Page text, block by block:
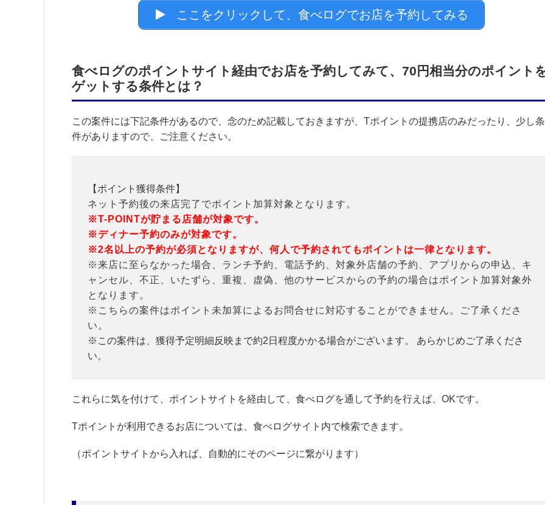
ここをクリックして、食べログでお店を予約してみる
食べログのポイントサイト経由でお店を予約してみて、70円相当分のポイント
ゲットする条件とは？
この案件には下記条件があるので、念のため記載しておきますが、Tポイントの提携店のみだったり、少し条
件がありますので、ご注意ください。
【ポイント獲得条件】
ネット予約後の来店完了でポイント加算対象となります。
※T-POINTが貯まる店舗が対象です。
※ディナー予約のみが対象です。
※2名以上の予約が必須となりますが、何人で予約されてもポイントは一律となります。
※来店に至らなかった場合、ランチ予約、電話予約、対象外店舗の予約、アプリからの申込、キ
ャンセル、不正、いたずら、重複、虚偽、他のサービスからの予約の場合はポイント加算対象外
となります。
※こちらの案件はポイント未加算によるお問合せに対応することができません。ご了承くださ
い。
※この案件は、獲得予定明細反映まで約2日程度かかる場合がございます。 あらかじめご了承くださ
い。
これらに気を付けて、ポイントサイトを経由して、食べログを通して予約を行えば、OKです。
Tポイントが利用できるお店については、食べログサイト内で検索できます。
（ポイントサイトから入れば、自動的にそのページに繋がります）